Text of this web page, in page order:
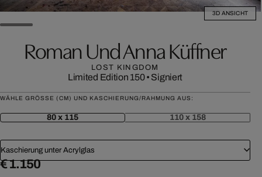
3D ANSICHT
Roman Und Anna Küffner
LOST KINGDOM
Limited Edition 150• Signiert
WÄHLE GRÖSSE (CM) UND KASCHIERUNG/RAHMUNG AUS:
80 x 115 110 x 158
Kaschierung unter Acrylglas
€ 1.150